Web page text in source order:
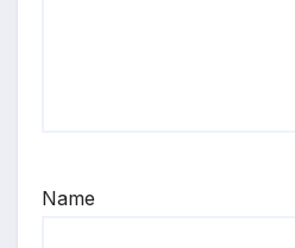
Name